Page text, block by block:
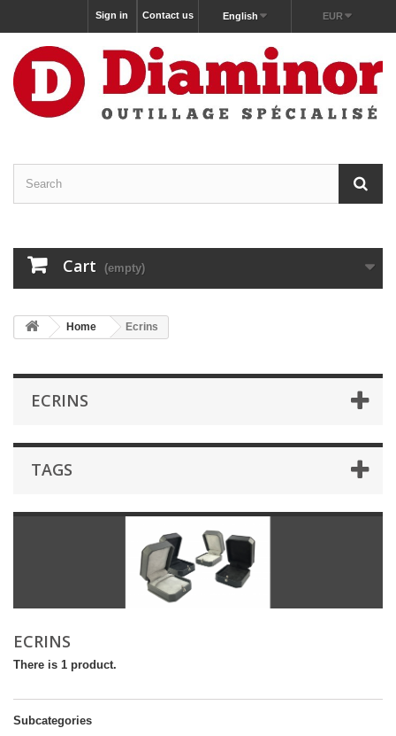
EUR
English
Contact us
Sign in
Cart (empty)
Home Ecrins
ECRINS
TAGS
ECRINS
There is 1 product.
Subcategories